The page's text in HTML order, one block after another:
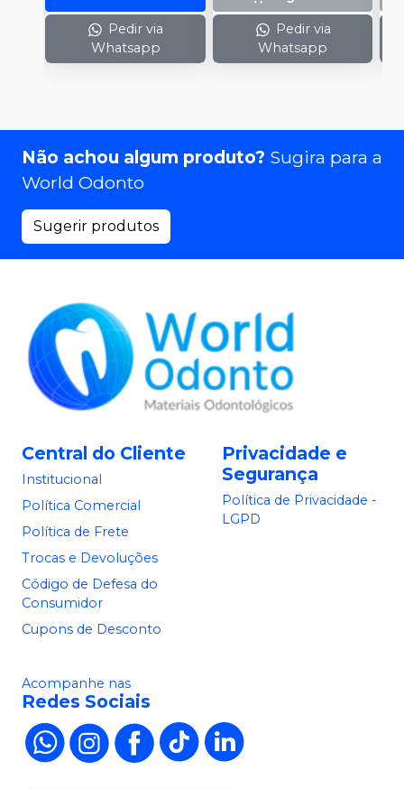
Pedir via
Whatsapp
Pedir via
Whatsapp
Não achou algum produto? Sugira para a
World Odonto
Sugerir produtos
Central do Cliente
Institucional
Política Comercial
Política de Frete
Trocas e Devoluções
Código de Defesa do
Consumidor
Cupons de Desconto
Privacidade e
Segurança
Política de Privacidade -
LGPD
Acompanhe nas
Redes Sociais